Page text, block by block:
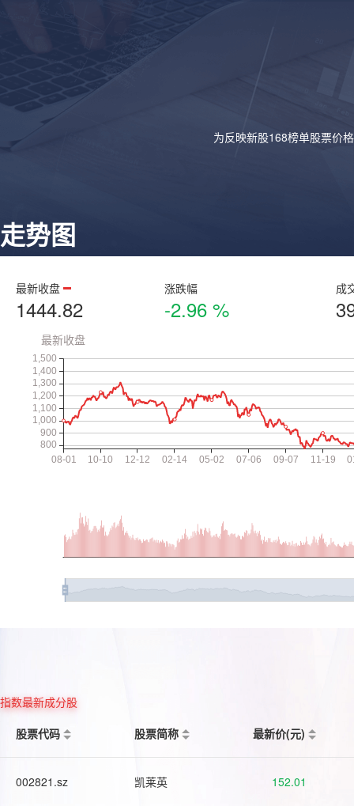
为反映新股168榜单股票价
走势图
最新收盘
1444.82
涨跌幅
-2.96 %
成
指数最新成分股
股票代码
股票简称 最新价(元)
002821.sz 凯莱英 152.01